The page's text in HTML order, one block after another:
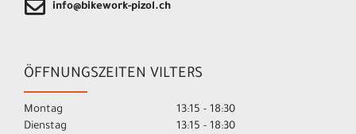
info@bikework-pizol.ch
ÖFFNUNGSZEITEN VILTERS
Montag
13:15 - 18:30
Dienstag
13:15 - 18:30